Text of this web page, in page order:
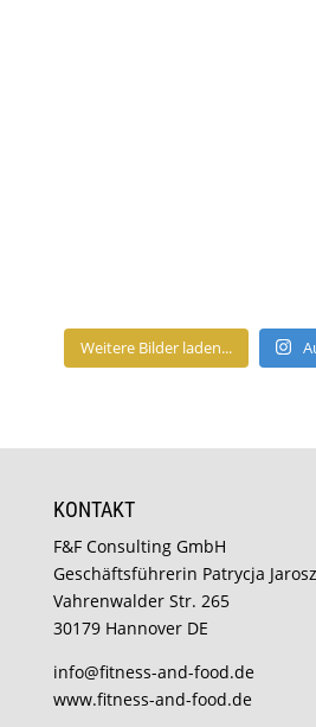
Weitere Bilder laden...
KONTAKT
F&F Consulting GmbH
Geschäftsführerin Patrycja
Vahrenwalder Str. 265
30179 Hannover DE
info@fitness-and-food.de
www.fitness-and-food.de